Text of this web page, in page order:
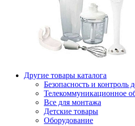
Другие товары каталога
Безопасность и контроль
Телекоммуникационное
Все для монтажа
Детские товары
Оборудование